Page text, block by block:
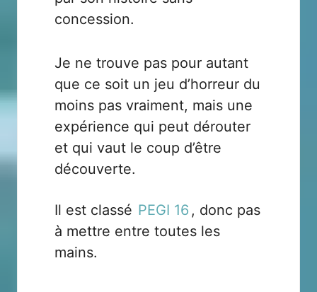
concession.
Je ne trouve pas pour autant
que ce soit un jeu d’horreur du
moins pas vraiment, mais une
expérience qui peut dérouter
et qui vaut le coup d’être
découverte.
Il est classé PEGI 16 , donc pas
à mettre entre toutes les
mains.